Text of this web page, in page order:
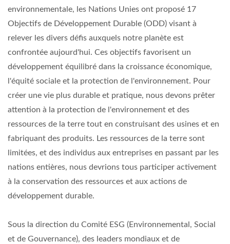
environnementale, les Nations Unies ont proposé 17
Objectifs de Développement Durable (ODD) visant à
relever les divers défis auxquels notre planète est
confrontée aujourd'hui. Ces objectifs favorisent un
développement équilibré dans la croissance économique,
l'équité sociale et la protection de l'environnement. Pour
créer une vie plus durable et pratique, nous devons prêter
attention à la protection de l'environnement et des
ressources de la terre tout en construisant des usines et en
fabriquant des produits. Les ressources de la terre sont
limitées, et des individus aux entreprises en passant par les
nations entières, nous devrions tous participer activement
à la conservation des ressources et aux actions de
développement durable.
Sous la direction du Comité ESG (Environnemental, Social
et de Gouvernance), des leaders mondiaux et de